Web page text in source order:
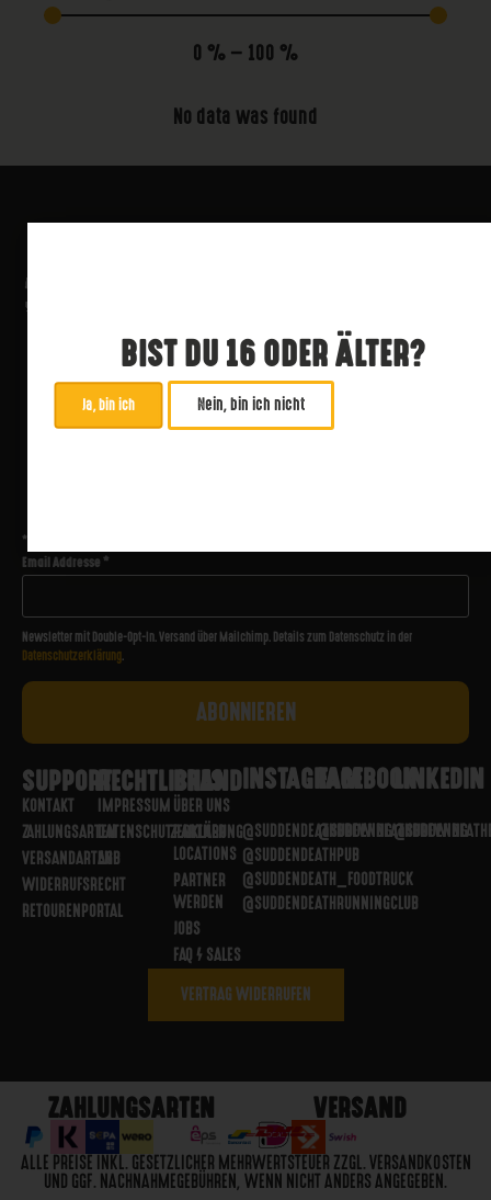
0 % — 100 %
No data was found
*
Email Addresse*
Newsletter mit Double-Opt-In. Versand über Mailchimp. Details zum Datenschutz in der
Datenschutzerklärung.
SUPPORT
KONTAKT
ZAHLUNGSARTEN
VERSANDARTEN
WIDERRUFSRECHT
RETOURENPORTAL
RECHTLICHES
IMPRESSUM
DATENSCHUTZERKLÄRUNG
AGB
BRAND
ÜBER UNS
PARTNER
LOCATIONS
PARTNER
WERDEN
JOBS
FAQ / SALES
INSTAGRAM
@SUDDENDEATHBREWING
@SUDDENDEATHPUB
@SUDDENDEATH_FOODTRUCK
@SUDDENDEATHRUNNINGCLUB
FACEBOOK
@SUDDENDEATHBREWING
LINKEDIN
VERTRAG WIDERRUFEN
ZAHLUNGSARTEN VERSAND
ALLE PREISE INKL. GESETZLICHER MEHRWERTSTEUER ZZGL. VERSANDKOSTEN
UND GGF. NACHNAHMEGEBÜHREN, WENN NICHT ANDERS ANGEGEBEN.
BIST DU 16 ODER ÄLTER?
Ja, bin ich Nein, bin ich nicht